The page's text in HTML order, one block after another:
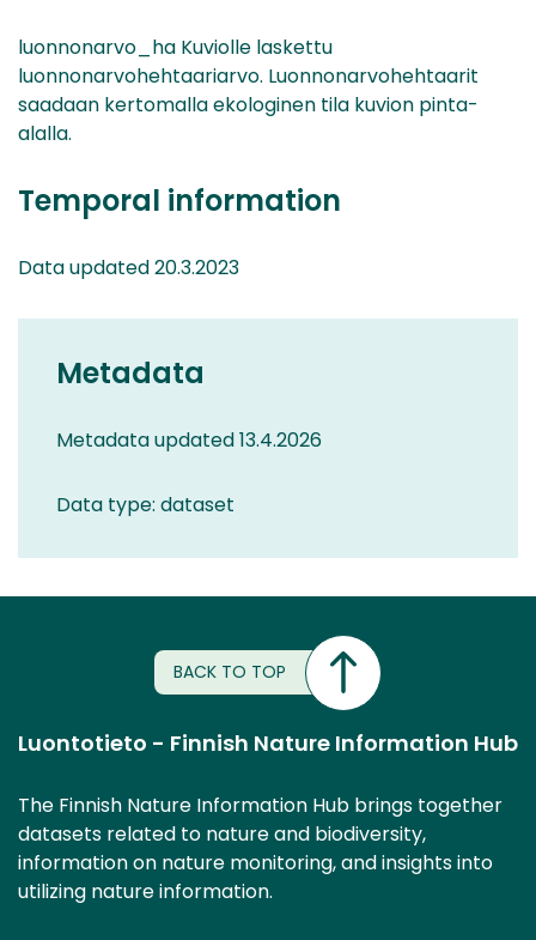
luonnonarvo_ha Kuviolle laskettu
luonnonarvohehtaariarvo. Luonnonarvohehtaarit
saadaan kertomalla ekologinen tila kuvion pinta-
alalla.
Temporal information
Data updated 20.3.2023
Metadata
Metadata updated 13.4.2026
Data type: dataset
BACK TO TOP
Luontotieto - Finnish Nature Information Hub
The Finnish Nature Information Hub brings together
datasets related to nature and biodiversity,
information on nature monitoring, and insights into
utilizing nature information.